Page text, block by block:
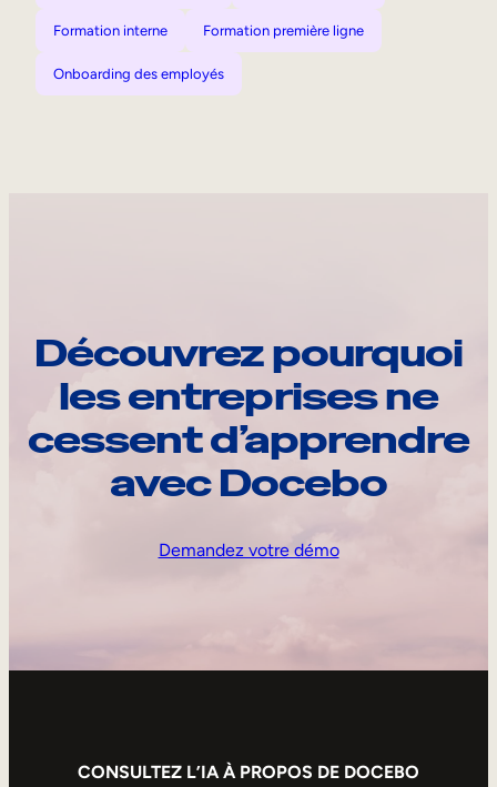
Formation interne Formation première ligne
Onboarding des employés
Découvrez pourquoi
les entreprises ne
cessent d’apprendre
avec Docebo
Demandez votre démo
CONSULTEZ L’IA À PROPOS DE DOCEBO